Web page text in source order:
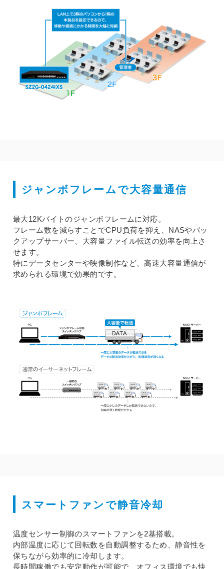
ジャンボフレームで大容量通信
最大12Kバイトのジャンボフレームに対応。
フレーム数を減らすことでCPU負荷を抑え、NASやバッ
クアップサーバー、大容量ファイル転送の効率を向上さ
せます。
特にデータセンターや映像制作など、高速大容量通信が
求められる環境で効果的です。
スマートファンで静音冷却
温度センサー制御のスマートファンを2基搭載。
内部温度に応じて回転数を自動調整するため、静音性を
保ちながら効率的に冷却します。
長時間稼働でも安定動作が可能で、オフィス環境でも快